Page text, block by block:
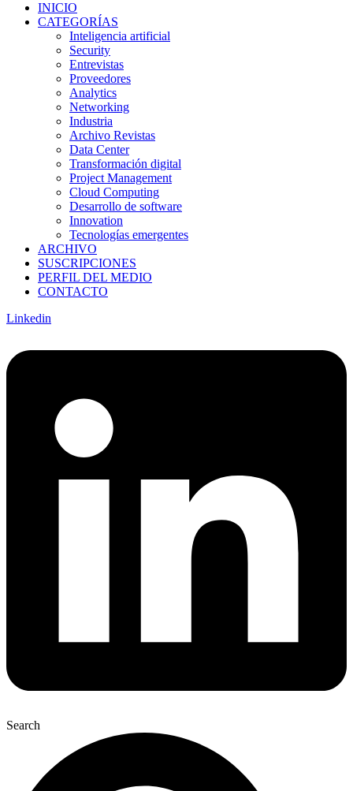
INICIO
CATEGORÍAS
Inteligencia artificial
Security
Entrevistas
Proveedores
Analytics
Networking
Industria
Archivo Revistas
Data Center
Transformación digital
Project Management
Cloud Computing
Desarrollo de software
Innovation
Tecnologías emergentes
ARCHIVO
SUSCRIPCIONES
PERFIL DEL MEDIO
CONTACTO
Linkedin
Search